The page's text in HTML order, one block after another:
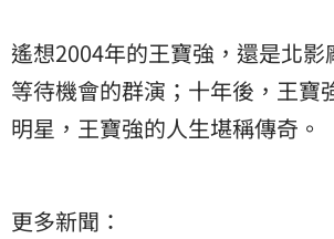
遙想2004年的王寶強，還是北
等待機會的群演；十年後，王寶
明星，王寶強的人生堪稱傳奇。
更多新聞：